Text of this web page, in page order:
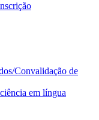
Convalidação de
em língua